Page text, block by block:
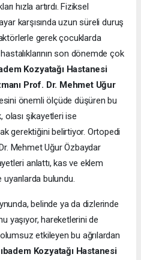
hızla artırdı. Fiziksel
karşısında uzun süreli duruş
gerek çocuklarda
son dönemde çok
Kozyatağı Hastanesi
Prof. Dr. Mehmet Uğur
önemli ölçüde düşüren bu
olası şikayetleri ise
gerektiğini belirtiyor. Ortopedi
Mehmet Uğur Özbaydar
anlattı, kas ve eklem
uyarılarda bulundu.
belinde ya da dizlerinde
yaşıyor, hareketlerini de
olumsuz etkileyen bu ağrılardan
Kozyatağı Hastanesi